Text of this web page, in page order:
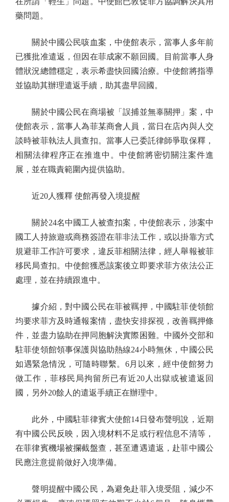
藥問題。
關於中國公民咳血案，中使館表示，當事人多年前
已獲批准遣返，但因在菲成家不願回國。目前當事人身
體狀況總體穩定，表示希盡快回國治療。中使館將指導
並協助其辦理遣返手續，助其盡早回國。
關於中國公民在商場被「誤捕並無辜關押」案，中
使館表示，當事人為菲某商會人員，當日在店內與人交
談時被菲執法人員查扣。當事人已委託律師爭取保釋，
相關法律程序正在推進中。中使館將密切關注案件進
展，並在職責範圍內提供協助。
近20人獲釋 使館再發入境提醒
關於24名中國工人被查扣案，中使館表示，涉案中
國工人持旅遊或商務簽證在菲非法工作，或以掛靠方式
規避菲工作許可要求，違反菲相關法律，經人舉報被菲
移民局查扣。中使館獲悉該案後立即要求菲方依法公正
處理，並在持續跟進中。
據介紹，對中國公民在菲被羈押，中國駐菲使領館
均要求菲方及時通報案情，盡快安排探視，改善羈押條
件，並盡力協助在押同胞解決實際困難。中國外交部和
駐菲使領館領事保護與協助熱線24小時無休，中國公民
如遇緊急情況，可隨時聯繫。6月以來，經中使館努力
做工作，菲移民局拘留所已有近20人出獄或被遣返回
國，另外20餘人的遣返手續正在辦理中。
此外，中國駐菲律賓大使館14日發布聲明說，近期
有中國公民反映，因入境材料不足或行程信息不清等，
在菲律賓機場被攔截盤查，甚至遭遇遣返，赴菲中國公
民應注意提前做好入境準備。
聲明提醒中國公民，為避免赴菲入境受阻，減少不